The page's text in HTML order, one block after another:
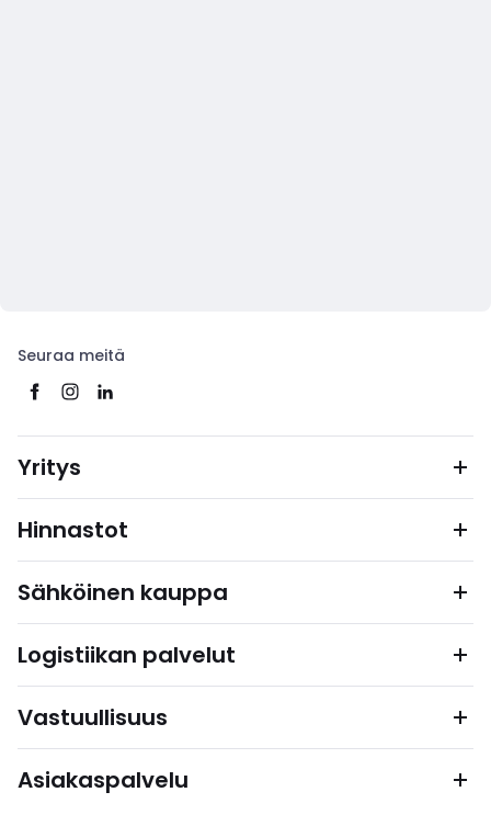
Seuraa meitä
Yritys
Hinnastot
Sähköinen kauppa
Logistiikan palvelut
Vastuullisuus
Asiakaspalvelu